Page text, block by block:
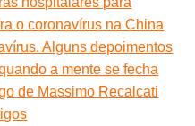
o coronavírus na China
Alguns depoimentos
a mente se fecha
de Massimo Recalcati